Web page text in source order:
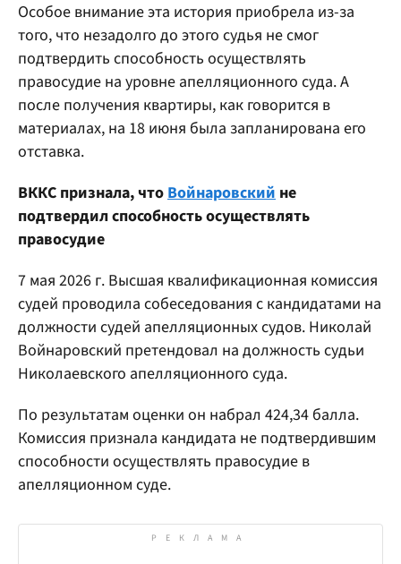
Особое внимание эта история приобрела из-за
того, что незадолго до этого судья не смог
подтвердить способность осуществлять
правосудие на уровне апелляционного суда. А
после получения квартиры, как говорится в
материалах, на 18 июня была запланирована его
отставка.
ВККС признала, чтоВойнаровский не
подтвердил способность осуществлять
правосудие
7 мая 2026 г. Высшая квалификационная комиссия
судей проводила собеседования с кандидатами на
должности судей апелляционных судов. Николай
Войнаровский претендовал на должность судьи
Николаевского апелляционного суда.
По результатам оценки он набрал 424,34 балла.
Комиссия признала кандидата не подтвердившим
способности осуществлять правосудие в
апелляционном суде.